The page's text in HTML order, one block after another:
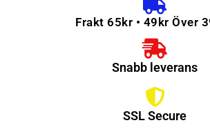
Frakt 65kr • 49kr Över
Snabb leverans
SSL Secure